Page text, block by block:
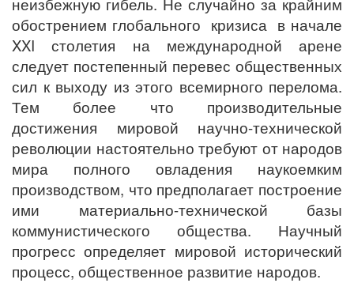
неизбежную гибель. Не случайно за крайним
обострением глобального кризиса в начале
XXI столетия на международной арене
следует постепенный перевес общественных
сил к выходу из этого всемирного перелома.
Тем более что производительные
достижения мировой научно-технической
революции настоятельно требуют от народов
мира полного овладения наукоемким
производством, что предполагает построение
ими материально-технической базы
коммунистического общества. Научный
прогресс определяет мировой исторический
процесс, общественное развитие народов.